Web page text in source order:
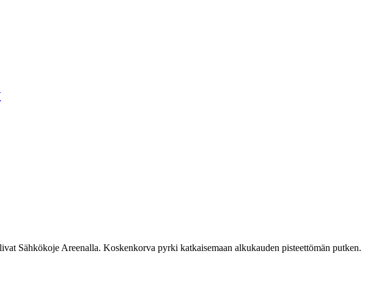
Sähkökoje Areenalla. Koskenkorva pyrki katkaisemaan alkukauden pisteettömän putken.